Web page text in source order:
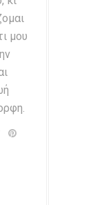
μου